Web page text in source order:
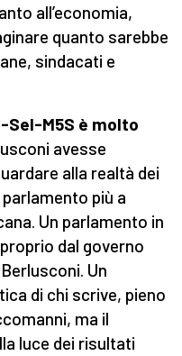
all’economia,
quanto sarebbe
sindacati e
Sel-M5S è molto
avesse
alla realtà dei
più a
Un parlamento in
dal governo
Un
di chi scrive, pieno
ma il
luce dei risultati